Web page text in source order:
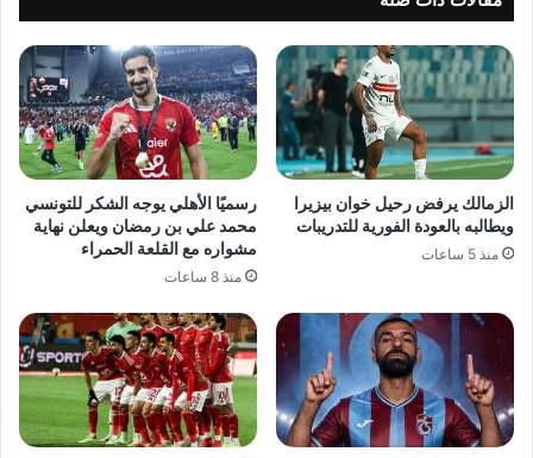
الزمالك يرفض رحيل خوان بيزيرا
ويطالبه بالعودة الفورية للتدريبات
منذ 5 ساعات
رسميًا الأهلي يوجه الشكر للتونسي
محمد علي بن رمضان ويعلن نهاية
مشواره مع القلعة الحمراء
منذ 8 ساعات